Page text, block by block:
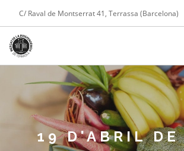
C/ Raval de Montserrat 41, Terrassa (Barcelona)
Tel. 608 975 004
PARADES
PRESENTACIÓ
SERVEIS
NOTÍCIES19 D'ABRIL